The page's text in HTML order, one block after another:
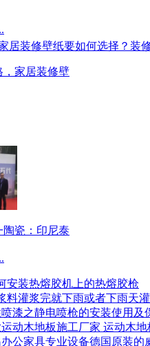
，家居装修壁
陶瓷：印尼泰
安装热熔胶机上的热熔胶枪
料灌浆完就下雨或者下雨天
漆之静电喷枪的安装使用及
动木地板施工厂家 运动木地
公家具专业设备德国原装的